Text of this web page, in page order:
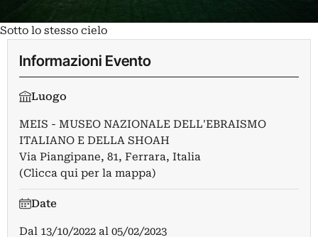
Sotto lo stesso cielo
Informazioni Evento
Luogo
MEIS - MUSEO NAZIONALE DELL'EBRAISMO
ITALIANO E DELLA SHOAH
Via Piangipane, 81, Ferrara, Italia
(Clicca qui per la mappa)
Date
Dal 13/10/2022 al 05/02/2023